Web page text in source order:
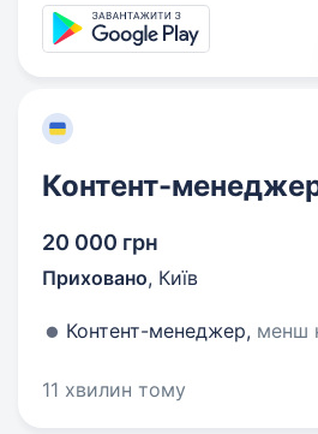
Контент-
20 000 грн
Приховано, Київ
Контент-менеджер, менш
11 хвилин тому